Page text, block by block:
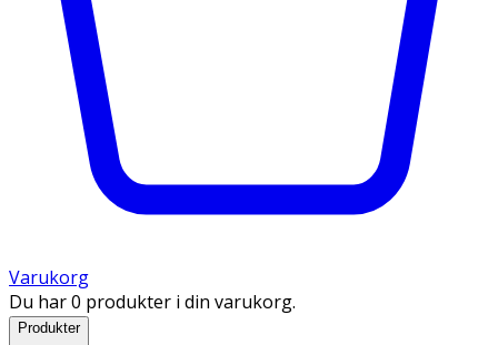
Varukorg
Du har 0 produkter i din varukorg.
Produkter